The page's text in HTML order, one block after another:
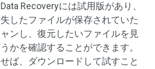
Recoveryには試用版があり、
したファイルが保存されていた
ンし、復元したいファイルを見
かを確認することができます。
ば、ダウンロードして試すこと